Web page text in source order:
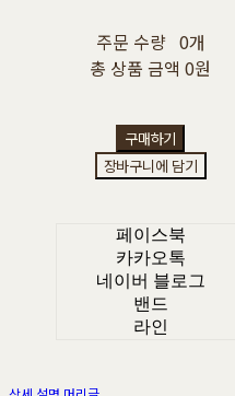
주문 수량 0개
총 상품 금액 0원
구매하기
장바구니에 담기
페이스북
카카오톡
네이버 블로그
밴드
라인